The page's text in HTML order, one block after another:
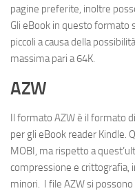
pagine preferite, inoltre
Gli eBook in questo formato
piccoli a causa della
massima pari a 64K.
AZW
Il formato AZW è il formato
per gli eBook reader Kindle.
MOBI, ma rispetto a
compressione e crittografia,
minori. I file AZW si